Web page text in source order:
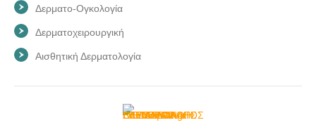
Δερματο-Ογκολογία
Δερματοχειρουργική
Αισθητική Δερματολογία